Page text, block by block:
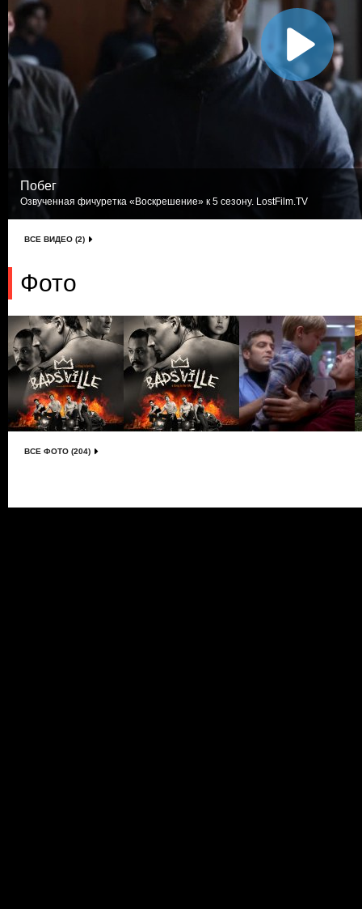
Побег
Озвученная фичуретка «Воскрешение» к 5 сезону. LostFilm.TV
ВСЕ ВИДЕО (2)
Фото
ВСЕ ФОТО (204)